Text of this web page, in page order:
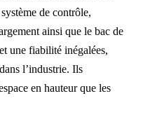
de contrôle,
ainsi que le bac de
une fiabilité inégalées,
l’industrie. Ils
en hauteur que les